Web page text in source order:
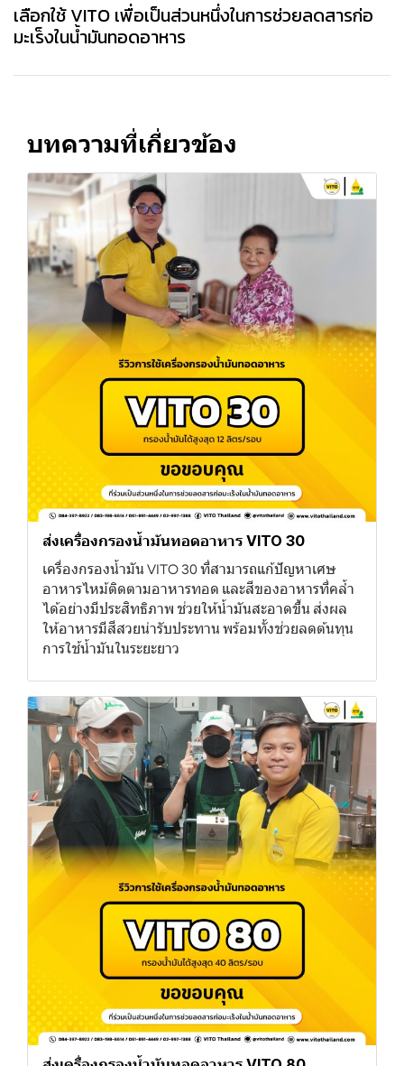
เลือกใช้ VITO เพื่อเป็นส่วนหนึ่งในการช่วยลดสารก่อ
มะเร็งในน้ำมันทอดอาหาร
บทความที่เกี่ยวข้อง
ส่งเครื่องกรองน้ำมันทอดอาหาร VITO 30
เครื่องกรองน้ำมัน VITO 30 ที่สามารถแก้ปัญหาเศษ
อาหารไหม้ติดตามอาหารทอด และสีของอาหารที่คล้ำ
ได้อย่างมีประสิทธิภาพ ช่วยให้น้ำมันสะอาดขึ้น ส่งผล
ให้อาหารมีสีสวยน่ารับประทาน พร้อมทั้งช่วยลดต้นทุน
การใช้น้ำมันในระยะยาว